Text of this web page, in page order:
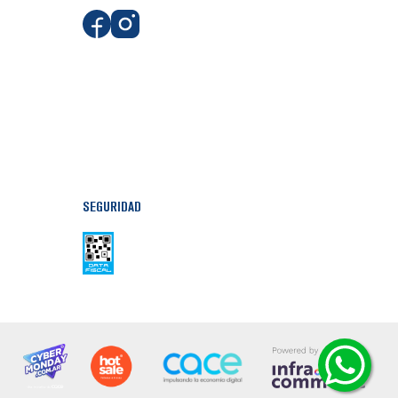
SEGURIDAD